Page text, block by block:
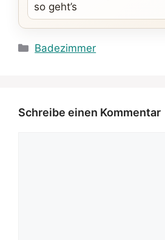
so geht’s
Kategorien
Badezimmer
Schreibe einen Kommentar